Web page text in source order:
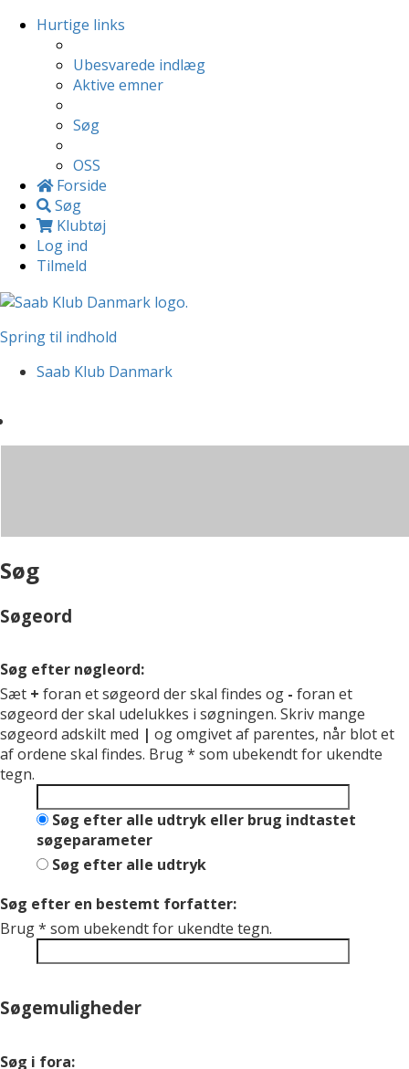
Hurtige links
Ubesvarede indlæg
Aktive emner
Søg
OSS
Forside
Søg
Klubtøj
Log ind
Tilmeld
Spring til indhold
Saab Klub Danmark
Søg
Søgeord
Søg efter nøgleord:
Sæt + foran et søgeord der skal findes og - foran et
søgeord der skal udelukkes i søgningen. Skriv mange
søgeord adskilt med | og omgivet af parentes, når blot et
af ordene skal findes. Brug * som ubekendt for ukendte
tegn.
Søg efter alle udtryk eller brug indtastet
søgeparameter
Søg efter alle udtryk
Søg efter en bestemt forfatter:
Brug * som ubekendt for ukendte tegn.
Søgemuligheder
Søg i fora: